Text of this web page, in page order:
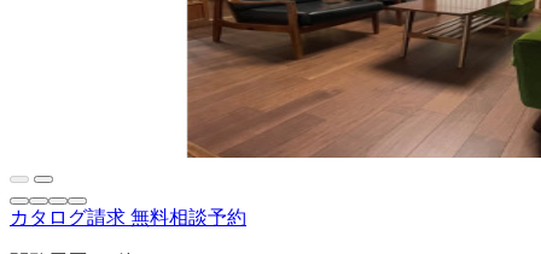
カタログ請求 無料相談予約